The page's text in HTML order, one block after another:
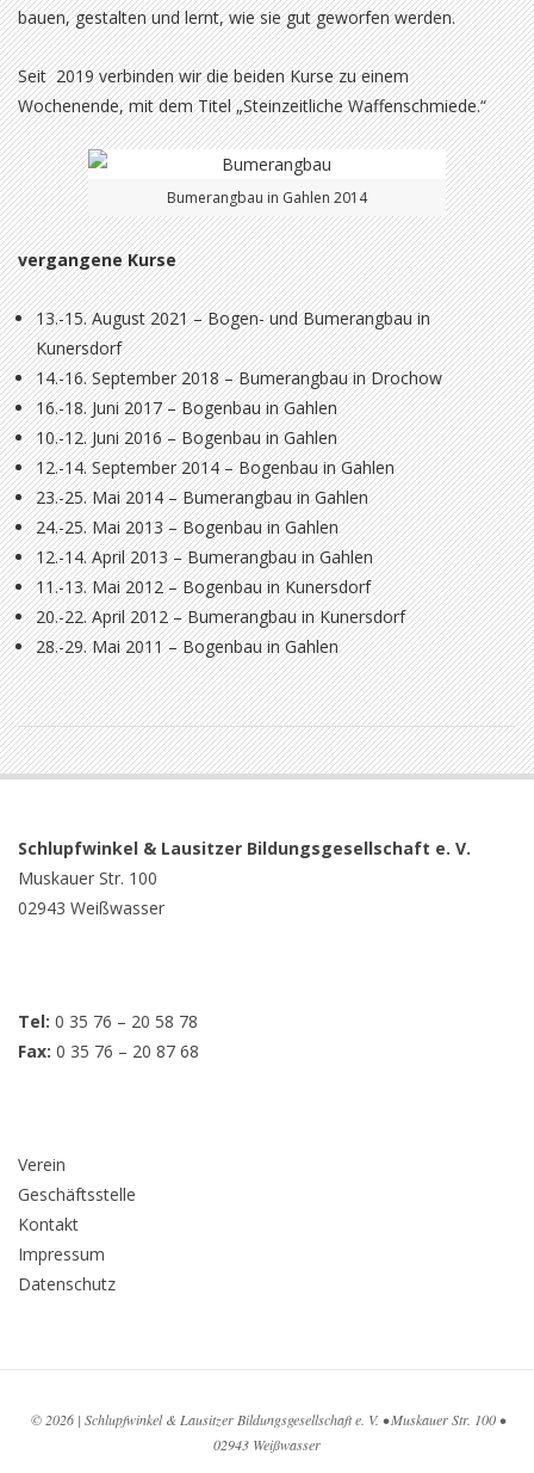
bauen, gestalten und lernt, wie sie gut geworfen werden.
Seit 2019 verbinden wir die beiden Kurse zu einem
Wochenende, mit dem Titel „Steinzeitliche Waffenschmiede.“
Bumerangbau in Gahlen 2014
vergangene Kurse
13.-15. August 2021 – Bogen- und Bumerangbau in
Kunersdorf
14.-16. September 2018 – Bumerangbau in Drochow
16.-18. Juni 2017 – Bogenbau in Gahlen
10.-12. Juni 2016 – Bogenbau in Gahlen
12.-14. September 2014 – Bogenbau in Gahlen
23.-25. Mai 2014 – Bumerangbau in Gahlen
24.-25. Mai 2013 – Bogenbau in Gahlen
12.-14. April 2013 – Bumerangbau in Gahlen
11.-13. Mai 2012 – Bogenbau in Kunersdorf
20.-22. April 2012 – Bumerangbau in Kunersdorf
28.-29. Mai 2011 – Bogenbau in Gahlen
2021-
03-
Schlupfwinkel & Lausitzer Bildungsgesellschaft e. V.
Muskauer Str. 100
02943 Weißwasser
Tel: 0 35 76 – 20 58 78
Fax: 0 35 76 – 20 87 68
Verein
Geschäftsstelle
Kontakt
Impressum
Datenschutz
© 2026 | Schlupfwinkel & Lausitzer Bildungsgesellschaft e. V. • Muskauer Str. 100 •
02943 Weißwasser